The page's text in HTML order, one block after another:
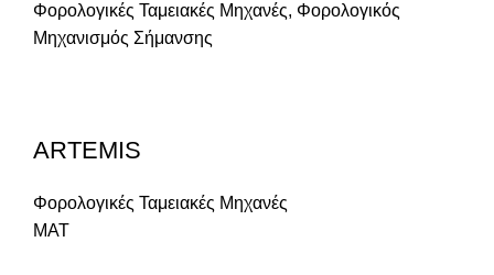
Φορολογικές Ταμειακές Μηχανές, Φορολογικός
Μηχανισμός Σήμανσης
ARTEMIS
Φορολογικές Ταμειακές Μηχανές
MAT